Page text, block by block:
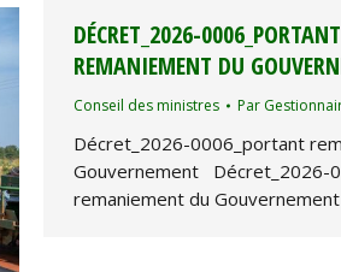
DÉCRET_2026-0006_PORTANT
REMANIEMENT DU
Conseil des ministres Par
Décret_2026-0006_portant
Gouvernement Décret_2026-
remaniement du Gouvernement